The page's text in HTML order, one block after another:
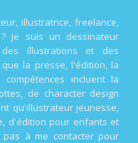
illustratrice, freelance,
Je suis un dessinateur
illustrations et des
la presse, l'édition, la
incluent la
de character design
qu'illustrateur jeunesse,
d'édition pour enfants et
pas à me contacter pour